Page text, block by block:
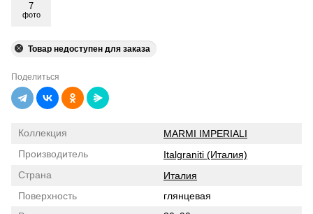
7
фото
Товар недоступен для заказа
Поделиться
Коллекция
MARMI IMPERIALI
Производитель
Italgraniti (Италия)
Страна
Италия
Поверхность
глянцевая